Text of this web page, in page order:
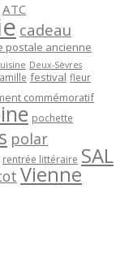
ATC
cadeau
postale ancienne
Deux-Sèvres
festival fleur
commémoratif
pochette
polar
rentrée littéraire SAL
Vienne